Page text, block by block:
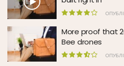
More proof that
Bee drones